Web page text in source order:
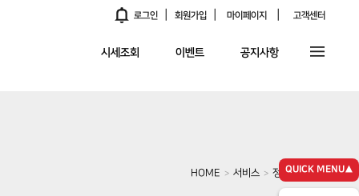
로그인 회원가입 마이페이지 고객센터
시세조회 이벤트 공지사항
QUICK MENU▲
HOME > 서비스 > 정비네트워크